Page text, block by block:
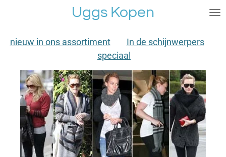
de
Uggs Kopen
nieuw in ons assortiment
In de schijnwerpers
speciaal